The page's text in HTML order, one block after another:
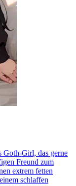
Goth-Girl, das gerne
Freund zum
extrem fetten
schlaffen